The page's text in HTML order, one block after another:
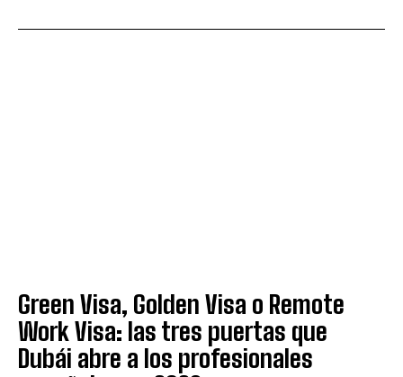
Green Visa, Golden Visa o Remote
Work Visa: las tres puertas que
Dubái abre a los profesionales